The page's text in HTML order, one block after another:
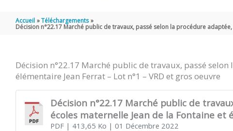
MARSILLY
Accueil Téléchargements
Décision n°22.17 Marché public de travaux, passé selon la procédure
Décision n°22.17 Marché public de travaux, passé
élémentaire Jean Ferrat – Lot n°1 – VRD et gros oeuvre
Décision n°22.17 Marché public de travaux, passé selon la procédure adaptée, pour la rénovation générale des
écoles maternelle Jean de la Fontaine et
PDF| 413,65 Ko | 01 Décembre 2022